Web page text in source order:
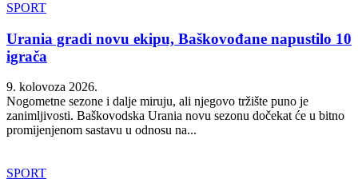
SPORT
Urania gradi novu ekipu, Baškovođane napustilo 10
igrača
9. kolovoza 2026.
Nogometne sezone i dalje miruju, ali njegovo tržište puno je
zanimljivosti. Baškovodska Urania novu sezonu dočekat će u bitno
promijenjenom sastavu u odnosu na...
SPORT